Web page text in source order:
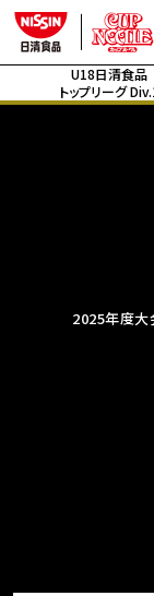
U18日清食品
トップリーグ
2025年度大